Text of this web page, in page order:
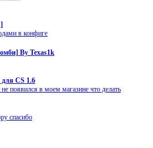
в конфиге
By Texas1k
CS 1.6
появился в моем магазине что делать
спасибо